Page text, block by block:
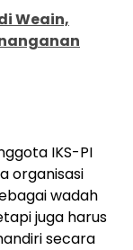
Weain,
IKS-PI
organisasi
wadah
juga harus
secara